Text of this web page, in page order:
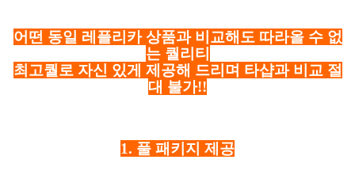
어떤 동일 레플리카 상품과 비교해도 따라올 수 없
는 퀄리티
최고퀄로 자신 있게 제공해 드리며 타샵과 비교 절
대 불가!!
1. 풀 패키지 제공